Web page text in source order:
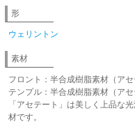
形
ウェリントン
素材
フロント：半合成樹脂素材（アセ
テンプル：半合成樹脂素材（アセ
「アセテート」は美しく上品な
材です。